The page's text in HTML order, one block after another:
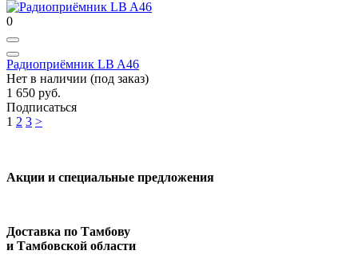
0
Радиоприёмник LB A46
Нет в наличии (под заказ)
1 650 руб.
Подписаться
1 2 3 >
Акции и специальные предложения
Доставка по Тамбову
и Тамбовской области